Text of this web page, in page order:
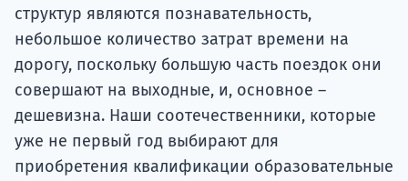
структур являются познавательность,
небольшое количество затрат времени на
дорогу, поскольку большую часть поездок они
совершают на выходные, и, основное –
дешевизна. Наши соотечественники, которые
уже не первый год выбирают для
приобретения квалификации образовательные